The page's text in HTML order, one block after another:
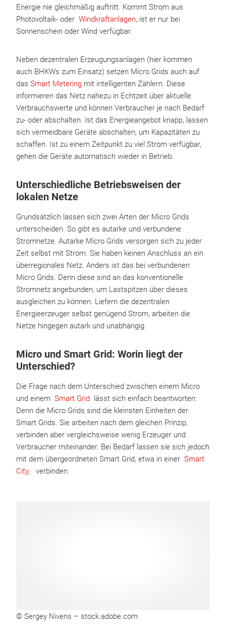
Energie nie gleichmäßig auftritt. Kommt Strom aus
Photovoltaik- oder Windkraftanlagen, ist er nur bei
Sonnenschein oder Wind verfügbar.
Neben dezentralen Erzeugungsanlagen (hier kommen
auch BHKWs zum Einsatz) setzen Micro Grids auch auf
das Smart Metering mit intelligenten Zählern. Diese
informieren das Netz nahezu in Echtzeit über aktuelle
Verbrauchswerte und können Verbraucher je nach Bedarf
zu- oder abschalten. Ist das Energieangebot knapp, lassen
sich vermeidbare Geräte abschalten, um Kapazitäten zu
schaffen. Ist zu einem Zeitpunkt zu viel Strom verfügbar,
gehen die Geräte automatisch wieder in Betrieb.
Unterschiedliche Betriebsweisen der
lokalen Netze
Grundsätzlich lassen sich zwei Arten der Micro Grids
unterscheiden. So gibt es autarke und verbundene
Stromnetze. Autarke Micro Grids versorgen sich zu jeder
Zeit selbst mit Strom. Sie haben keinen Anschluss an ein
überregionales Netz. Anders ist das bei verbundenen
Micro Grids. Denn diese sind an das konventionelle
Stromnetz angebunden, um Lastspitzen über dieses
ausgleichen zu können. Liefern die dezentralen
Energieerzeuger selbst genügend Strom, arbeiten die
Netze hingegen autark und unabhängig.
Micro und Smart Grid: Worin liegt der
Unterschied?
Die Frage nach dem Unterschied zwischen einem Micro
und einem Smart Grid lässt sich einfach beantworten:
Denn die Micro Grids sind die kleinsten Einheiten der
Smart Grids. Sie arbeiten nach dem gleichen Prinzip,
verbinden aber vergleichsweise wenig Erzeuger und
Verbraucher miteinander. Bei Bedarf lassen sie sich jedoch
mit dem übergeordneten Smart Grid, etwa in einer Smart
City, verbinden.
© Sergey Nivens – stock.adobe.com